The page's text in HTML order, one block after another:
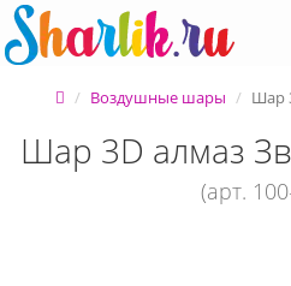
Воздушные шары Шар
Шар 3D алмаз
(арт.